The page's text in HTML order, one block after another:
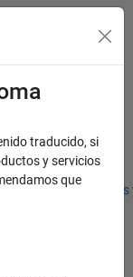
locales
traducido, si
y servicios
que